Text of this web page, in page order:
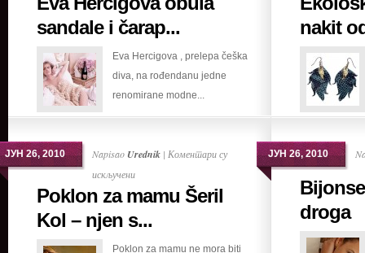
obula
sandale
i
čarape
sandale i čarap...
Eva Hercigova , prelepa češka
diva, na rođendanu jedne
renomirane modne...
nakit
ЈУН 26, 2010 Napisao Urednik | Коментари су
искљученина
Poklon
Poklon za mamu Šeril
Kol – njen s...
Poklon za mamu ne mora biti
ЈУН 26, 2010
droga